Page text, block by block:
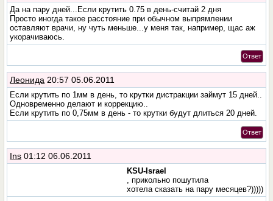
Да на пару дней...Если крутить 0.75 в день-считай 2 дня
Просто иногда такое расстояние при обычном выпрямлении
оставляют врачи, ну чуть меньше...у меня так, например, щас аж
укорачиваюсь.
Ответ
Леонида 20:57 05.06.2011
Если крутить по 1мм в день, то крутки дистракции займут 15 дней..
Одновременно делают и коррекцию..
Если крутить по 0,75мм в день - то крутки будут длиться 20 дней.
Ответ
Ins 01:12 06.06.2011
KSU-Israel
, прикольно пошутила
хотела сказать на пару месяцев?)))))